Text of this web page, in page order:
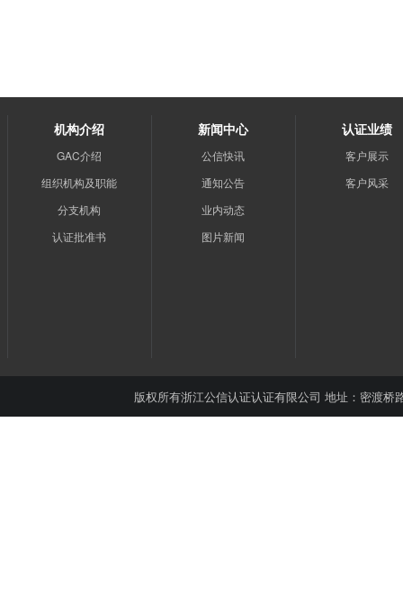
机构介绍
GAC介绍
组织机构及职能
分支机构
认证批准书
新闻中心
公信快讯
通知公告
业内动态
图片新闻
认证业绩
客户展示
客户风采
版权所有浙江公信认证认证有限公司 地址：密渡